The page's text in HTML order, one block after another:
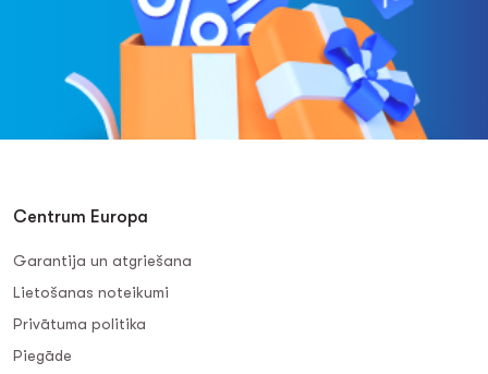
Centrum Europa
Garantija un atgriešana
Lietošanas noteikumi
Privātuma politika
Piegāde